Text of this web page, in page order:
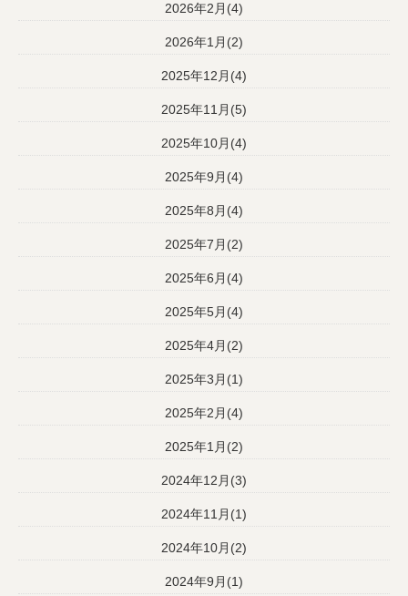
2026年2月(4)
2026年1月(2)
2025年12月(4)
2025年11月(5)
2025年10月(4)
2025年9月(4)
2025年8月(4)
2025年7月(2)
2025年6月(4)
2025年5月(4)
2025年4月(2)
2025年3月(1)
2025年2月(4)
2025年1月(2)
2024年12月(3)
2024年11月(1)
2024年10月(2)
2024年9月(1)